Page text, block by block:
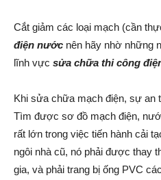
Cắt giảm các loại mạch (cần
điện nước nên hãy nhờ những
lĩnh vực sửa chữa thi công
Khi sửa chữa mạch điện, sự an
Tìm được sơ đồ mạch điện,
rất lớn trong việc tiến hành cải
ngôi nhà cũ, nó phải được thay
gia, và phải trang bị ống PVC